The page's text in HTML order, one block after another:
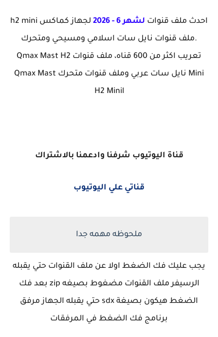
احدث ملف قنوات لشهر 6 - 2026
لجهاز كماكس h2 mini
.ملف قنوات نايل سات اسلامي ومسيحي ومتحرك
تعريب اكثر من 600 قناه، ملف قنوات Qmax Mast H2
Mini نايل سات عربي وملف قنوات متحرك Qmax Mast
H2 Minil
قناة اليوتيوب شرفنا وادعمنا بالاشتراك
قناتي علي اليوتيوب
ملحوظه مهمه جدا
يجب عليك فك الضغط اولا عن ملف القنوات حتي يقبله
الرسيفر ملف القنوات مضغوط بصيغه zip بعد فك
الضغط هيكون بصيغة sdx حتي يقبله الجهاز مرفق
برنامج فك الضغط في المرفقات